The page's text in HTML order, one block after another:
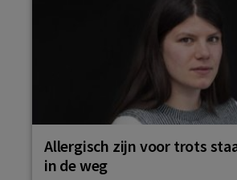
Allergisch zijn voor trots
in de weg